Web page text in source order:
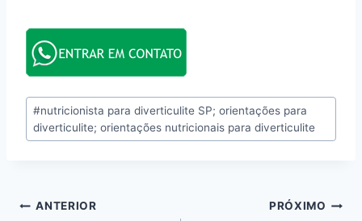
Tags
do
Post:
#nutricionista para diverticulite SP; orientações para
diverticulite; orientações nutricionais para diverticulite
Navegação
ANTERIOR PRÓXIMO